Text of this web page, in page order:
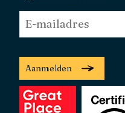
mailadres *
Aanmelden